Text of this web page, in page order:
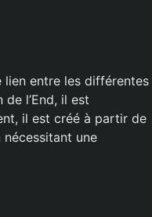
lien entre les différentes
l’End, il est
il est créé à partir de
nécessitant une